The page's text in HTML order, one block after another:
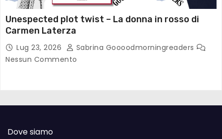
Unespected plot twist – La donna in rosso di
Carmen Laterza
Lug 23, 2026
Sabrina Goooodmorningreaders
Nessun Commento
Dove siamo